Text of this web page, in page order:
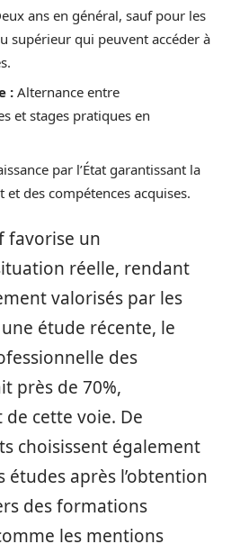
ans en général, sauf pour les
supérieur qui peuvent accéder à
: Alternance entre
et stages pratiques en
par l’État garantissant la
et des compétences acquises.
favorise un
réelle, rendant
valorisés par les
étude récente, le
des
près de 70%,
cette voie. De
choisissent également
après l’obtention
des formations
les mentions